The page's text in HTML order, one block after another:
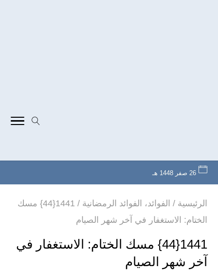
26 صفر 1448 هـ
الرئيسية / الفوائد، الفوائد الرمضانية /
1441{44} مسك
الختام: الاستغفار في آخر شهر الصيام
1441{44} مسك الختام: الاستغفار في
آخر شهر الصيام